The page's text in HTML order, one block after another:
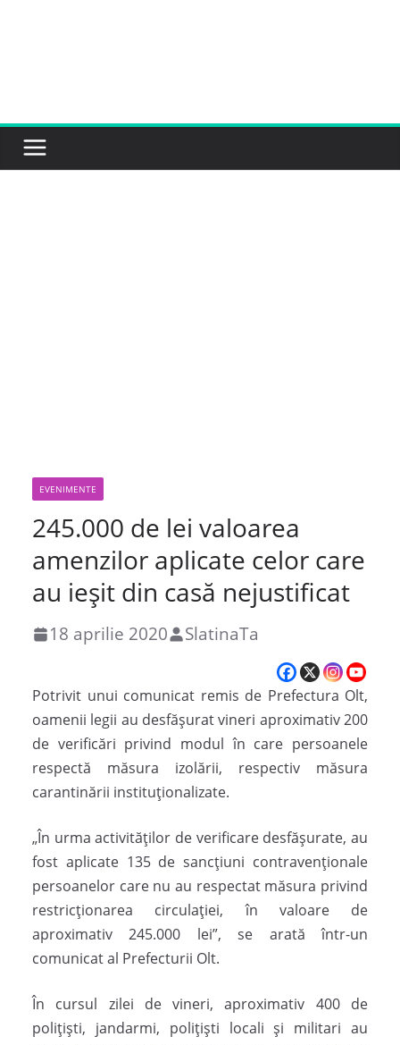
EVENIMENTE
245.000 de lei valoarea
amenzilor aplicate celor care
au ieșit din casă nejustificat
18 aprilie 2020 SlatinaTa
Potrivit unui comunicat remis de Prefectura Olt,
oamenii legii au desfășurat vineri aproximativ 200
de verificări privind modul în care persoanele
respectă măsura izolării, respectiv măsura
carantinării instituționalizate.
„În urma activităților de verificare desfășurate, au
fost aplicate 135 de sancțiuni contravenționale
persoanelor care nu au respectat măsura privind
restricționarea circulației, în valoare de
aproximativ 245.000 lei”, se arată într-un
comunicat al Prefecturii Olt.
În cursul zilei de vineri, aproximativ 400 de
polițiști, jandarmi, polițiști locali și militari au